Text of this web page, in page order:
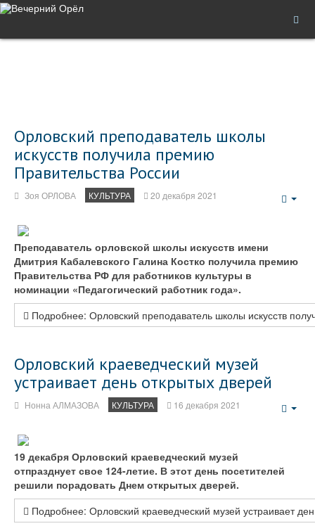
Орловский преподаватель школы
искусств получила премию
Правительства России
Зоя ОРЛОВА КУЛЬТУРА 20 декабря 2021
Преподаватель орловской школы искусств имени
Дмитрия Кабалевского Галина Костко получила премию
Правительства РФ для работников культуры в
номинации «Педагогический работник года».
Подробнее: Орловский преподаватель школы искусств
Орловский краеведческий музей
устраивает день открытых дверей
Нонна АЛМАЗОВА КУЛЬТУРА 16 декабря 2021
19 декабря Орловский краеведческий музей
отпразднует свое 124-летие. В этот день посетителей
решили порадовать Днем открытых дверей.
Подробнее: Орловский краеведческий музей устраивает